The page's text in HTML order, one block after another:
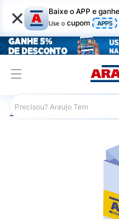
× Baixe o APP e
Use o cupom APP5
Araujo Medicamentos